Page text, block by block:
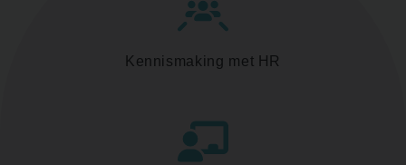
Kennismaking met HR